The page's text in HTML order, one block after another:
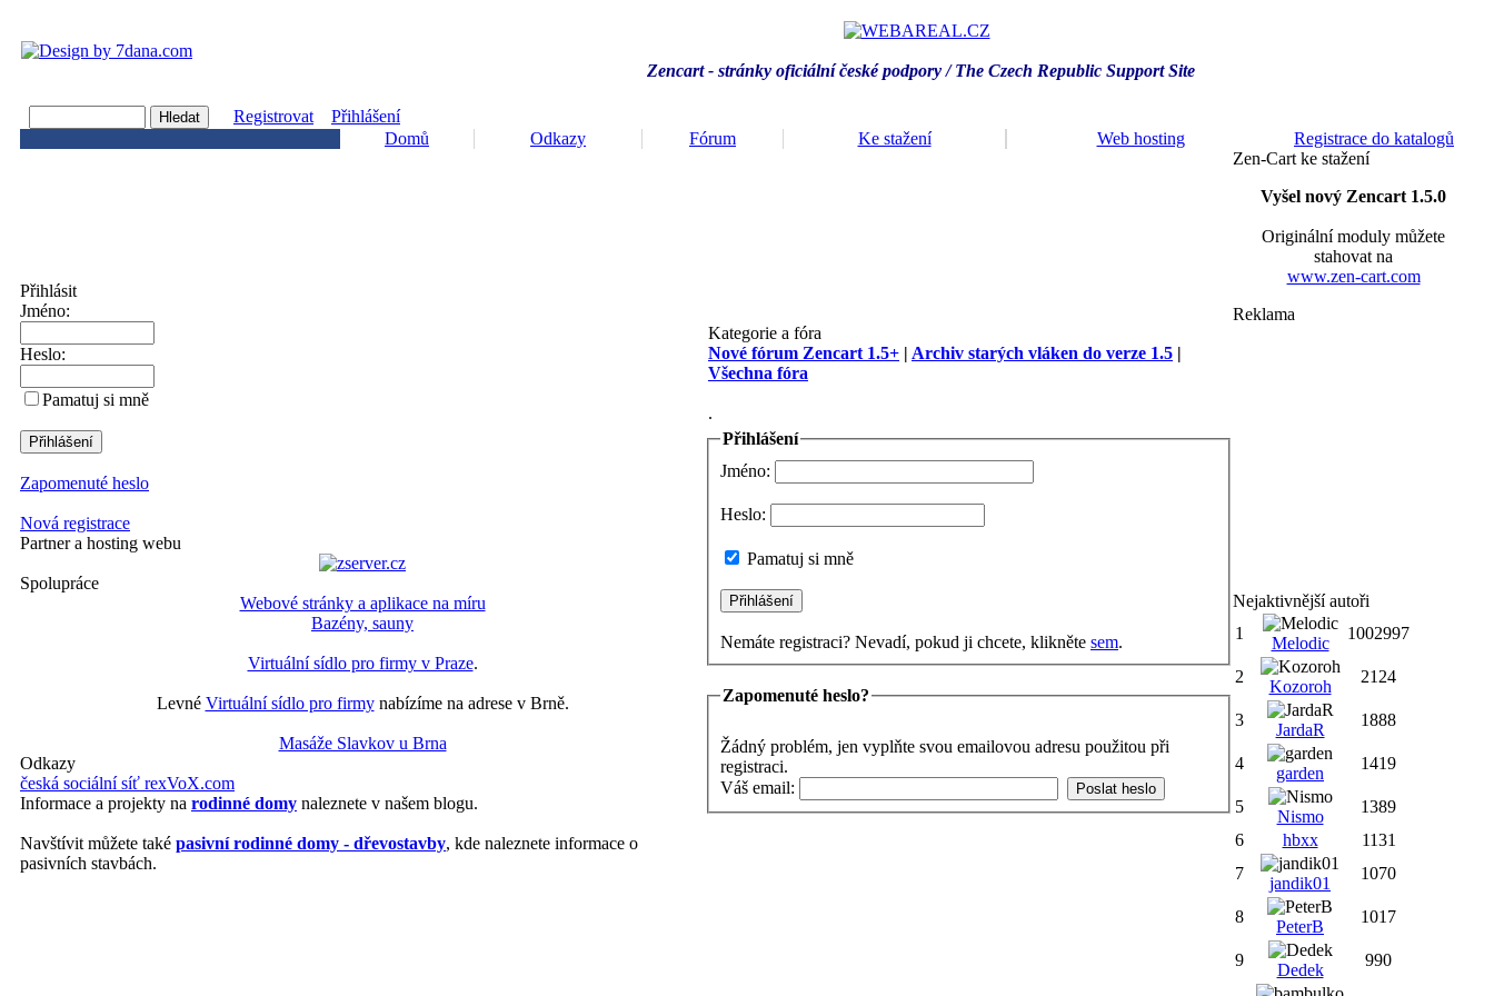
Zencart - stránky oficiální české podpory / The Czech Republic Support Site
Registrovat
Přihlášení
Domů
Odkazy Fórum Ke stažení Web hosting Registrace do katalogů
Přihlásit
Jméno:
Heslo:
Pamatuj si mně
Zapomenuté heslo
Nová registrace
Partner a hosting webu
Spolupráce
Webové stránky a aplikace na míru
Bazény, sauny
Virtuální sídlo pro firmy v Praze.
Levné Virtuální sídlo pro firmynabízíme na adrese v Brně.
Masáže Slavkov u Brna
Odkazy
česká sociální síť rexVoX.com
Informace a projekty na rodinné domy naleznete v našem blogu.
Navštívit můžete také pasivní rodinné domy - dřevostavby, kde naleznete informace o
pasivních stavbách.
Kategorie a fóra
Nové fórum Zencart 1.5+ | Archiv starých vláken do verze 1.5 |
Všechna fóra
.
Přihlášení
Jméno:
Heslo:
Pamatuj si mně
Nemáte registraci? Nevadí, pokud ji chcete, klikněte sem.
Zapomenuté heslo?
Žádný problém, jen vyplňte svou emailovou adresu použitou při
registraci.
Váš email:
Zen-Cart ke stažení
Vyšel nový Zencart 1.5.0
Originální moduly můžete
stahovat na
www.zen-cart.com
Reklama
Nejaktivnější autoři
1
Melodic
1002997
2
Kozoroh
2124
3
JardaR
1888
4
garden
1419
5
Nismo
1389
6
hbxx
1131
7
jandik01
1070
8
PeterB
1017
9
Dedek
990